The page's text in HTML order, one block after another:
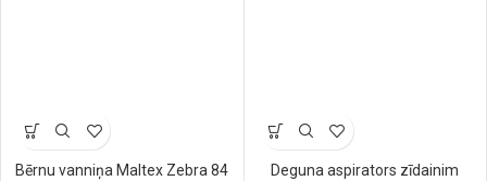
Bērnu vanniņa Maltex Zebra 84
Deguna aspirators zīdainim